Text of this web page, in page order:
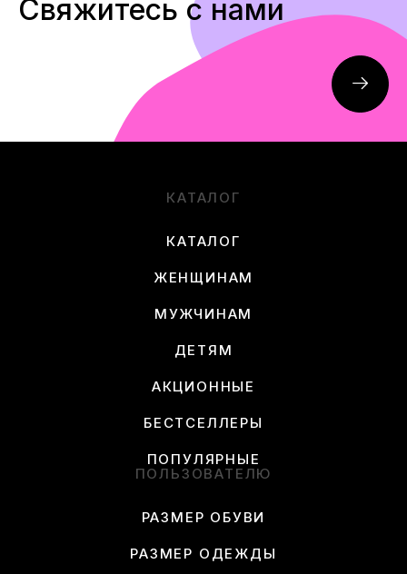
Свяжитесь с нами
КАТАЛОГ
КАТАЛОГ
ЖЕНЩИНАМ
МУЖЧИНАМ
ДЕТЯМ
АКЦИОННЫЕ
БЕСТСЕЛЛЕРЫ
ПОПУЛЯРНЫЕ
ПОЛЬЗОВАТЕЛЮ
РАЗМЕР ОБУВИ
РАЗМЕР ОДЕЖДЫ